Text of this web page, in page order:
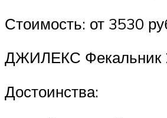
Стоимость: от 3530
ДЖИЛЕКС Фекальник
Достоинства: